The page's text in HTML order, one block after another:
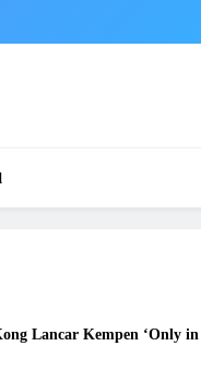
Lancar Kempen ‘Only in